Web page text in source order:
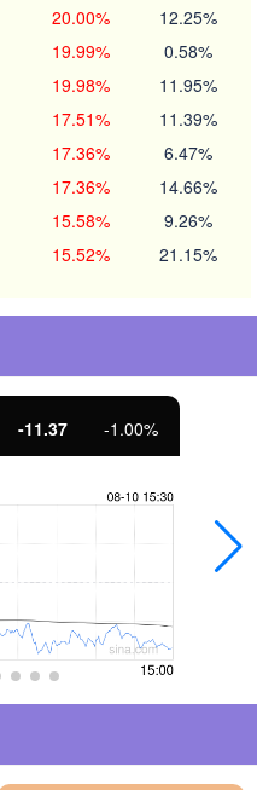
20.00% 12.25%
19.99% 0.58%
19.98% 11.95%
17.51% 11.39%
17.36% 6.47%
17.36% 14.66%
15.58% 9.26%
15.52% 21.15%
-11.37 -1.00%